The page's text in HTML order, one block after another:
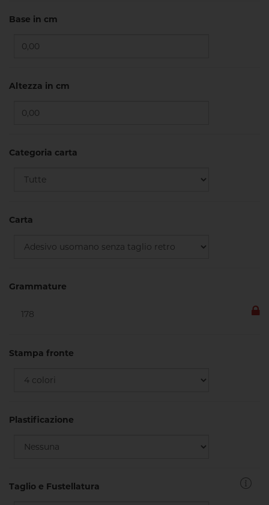
Base in cm
Altezza in cm
Categoria carta
Carta
Grammature
Stampa fronte
Plastificazione
Taglio e Fustellatura